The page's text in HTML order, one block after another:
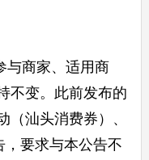
与商家、适用商
不变。此前发布的
汕头消费券）、
，要求与本公告不